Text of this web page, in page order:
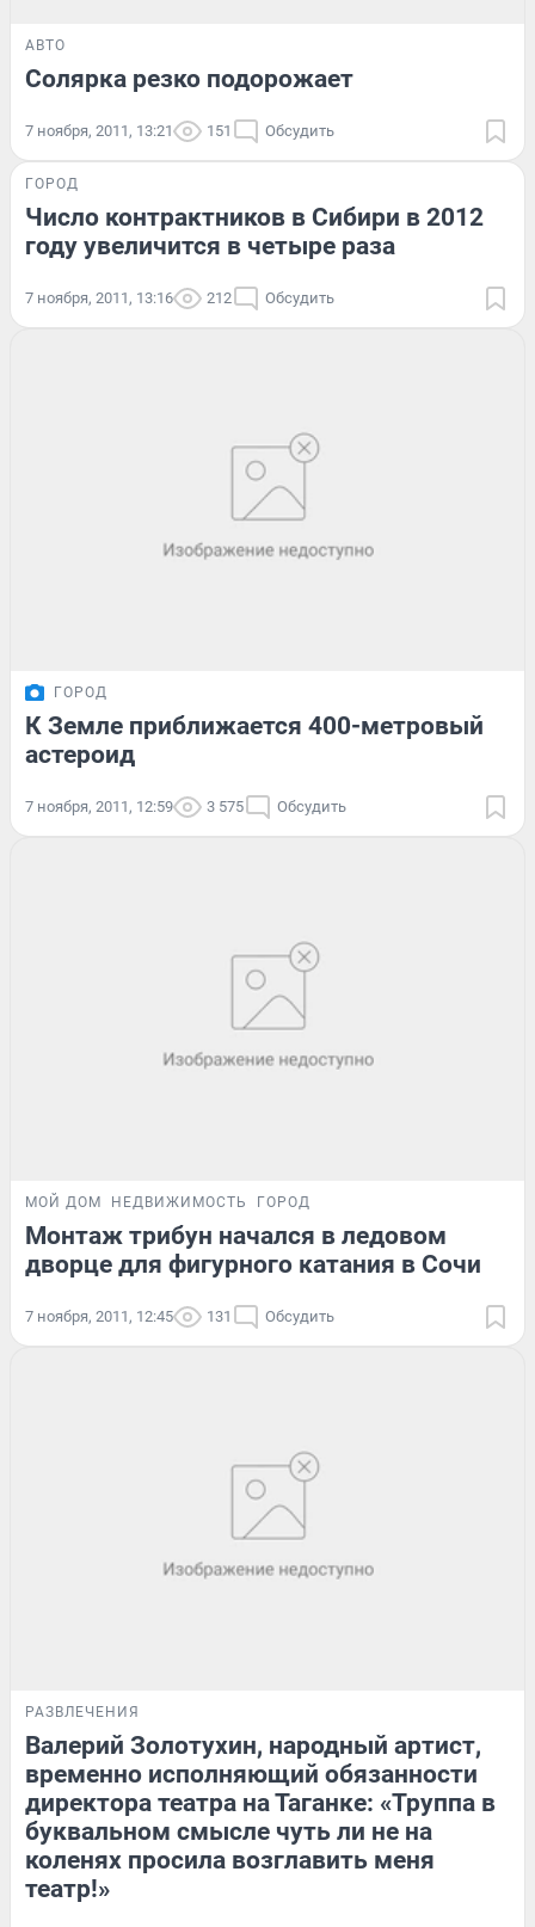
АВТО
Солярка резко подорожает
7 ноября, 2011, 13:21 151 Обсудить
ГОРОД
Число контрактников в Сибири в 2012
году увеличится в четыре раза
7 ноября, 2011, 13:16 212 Обсудить
ГОРОД
К Земле приближается 400-метровый
астероид
7 ноября, 2011, 12:59 3 575 Обсудить
МОЙ ДОМ НЕДВИЖИМОСТЬ ГОРОД
Монтаж трибун начался в ледовом
дворце для фигурного катания в Сочи
7 ноября, 2011, 12:45 131 Обсудить
РАЗВЛЕЧЕНИЯ
Валерий Золотухин, народный артист,
временно исполняющий обязанности
директора театра на Таганке: «Труппа в
буквальном смысле чуть ли не на
коленях просила возглавить меня
театр!»